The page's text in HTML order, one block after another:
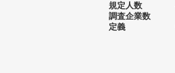
規定人数
調査企業数
定義